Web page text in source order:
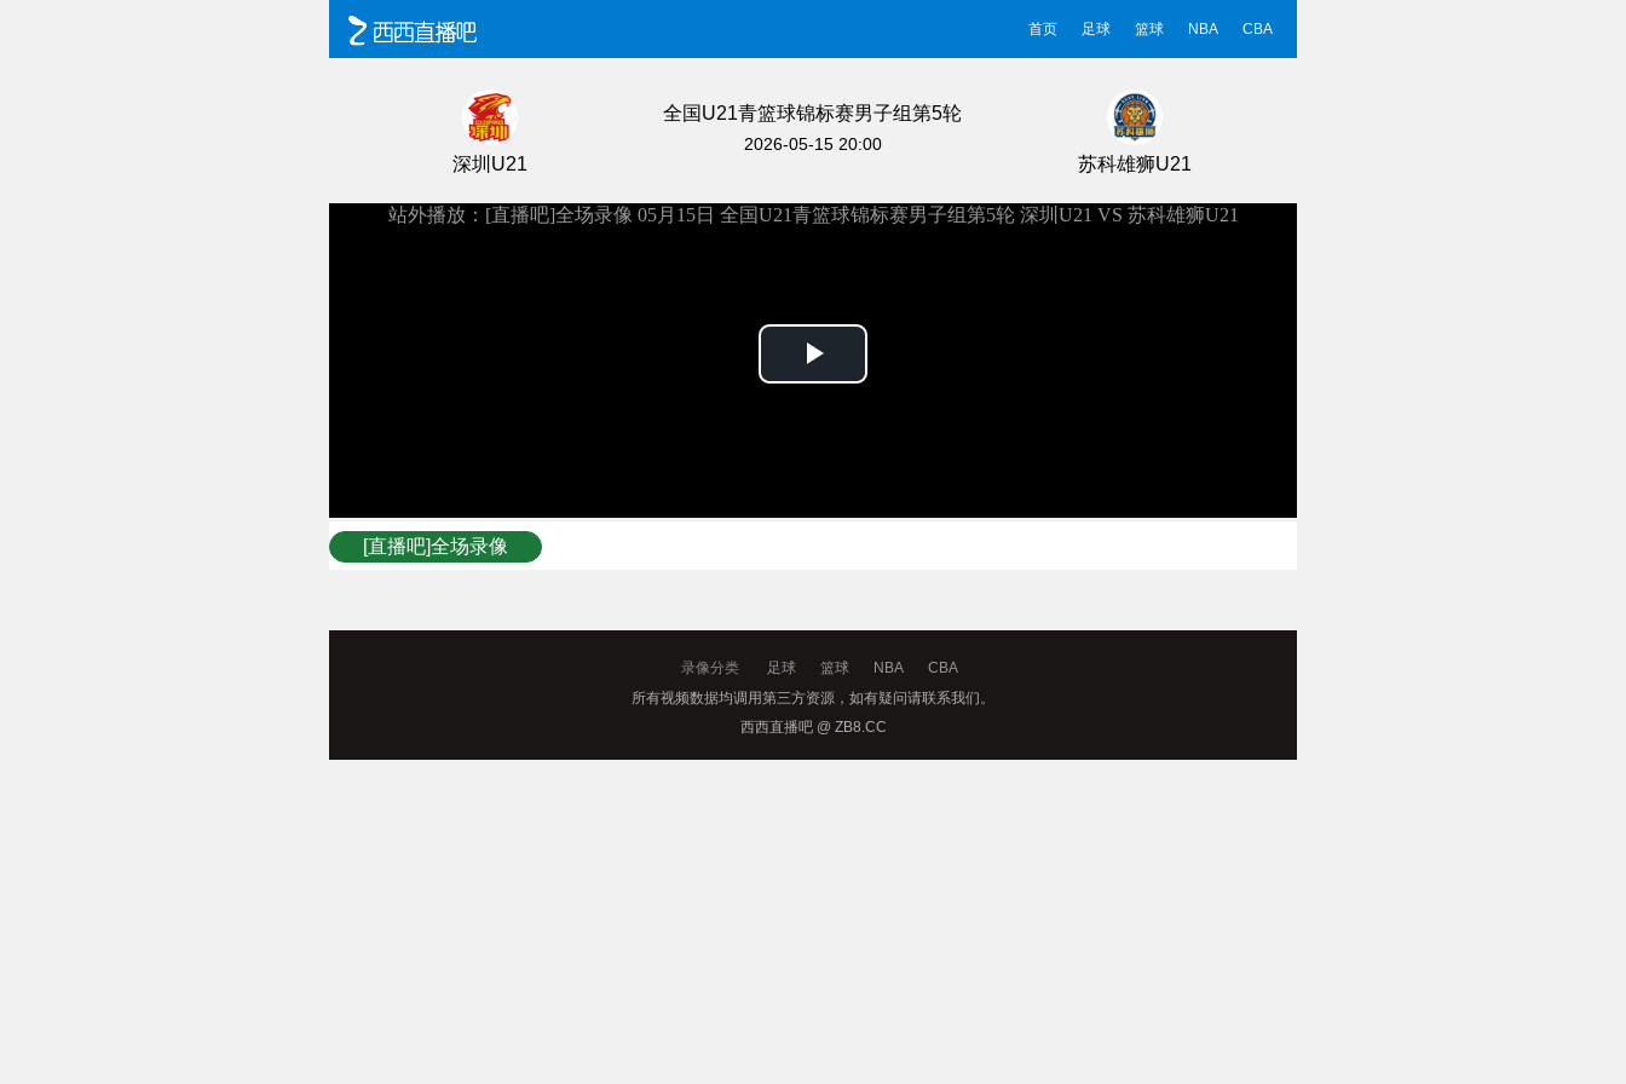
首页 足球 篮球 NBA CBA
深圳U21
全国U21青篮球锦标赛男子组第5轮
2026-05-15 20:00
苏科雄狮U21
[直播吧]全场录像
录像分类 足球 篮球 NBA
CBA
所有视频数据均调用第三方资源，如有疑问请联系我们。
西西直播吧 @ ZB8.CC